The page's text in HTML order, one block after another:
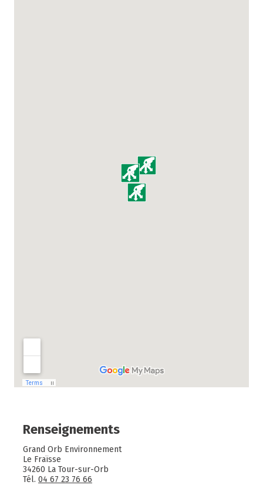
Renseignements
Grand Orb Environnement
Le Fraïsse
34260 La Tour-sur-Orb
Tél. 04 67 23 76 66